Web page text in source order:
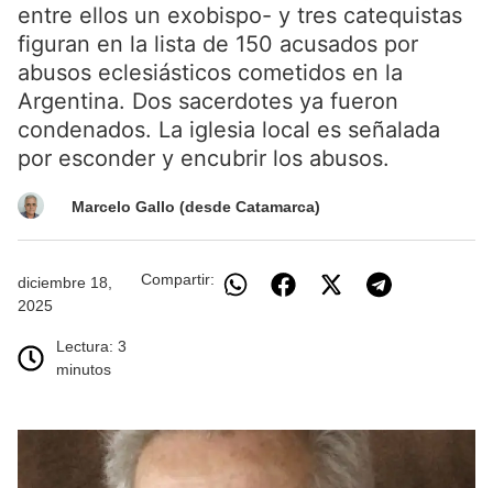
entre ellos un exobispo- y tres catequistas
figuran en la lista de 150 acusados por
abusos eclesiásticos cometidos en la
Argentina. Dos sacerdotes ya fueron
condenados. La iglesia local es señalada
por esconder y encubrir los abusos.
Marcelo Gallo (desde Catamarca)
diciembre 18,
2025
Lectura: 3
minutos
Compartir: